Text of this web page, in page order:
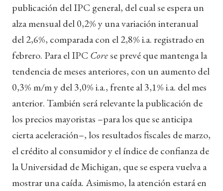
publicación del IPC general, del cual se espera un
alza mensual del 0,2% y una variación interanual
del 2,6%, comparada con el 2,8% i.a. registrado en
febrero. Para el IPC Corese prevé que mantenga la
tendencia de meses anteriores, con un aumento del
0,3% m/m y del 3,0% i.a., frente al 3,1% i.a. del mes
anterior. También será relevante la publicación de
los precios mayoristas –para los que se anticipa
cierta aceleración–, los resultados fiscales de marzo,
el crédito al consumidor y el índice de confianza de
la Universidad de Michigan, que se espera vuelva a
mostrar una caída. Asimismo, la atención estará en